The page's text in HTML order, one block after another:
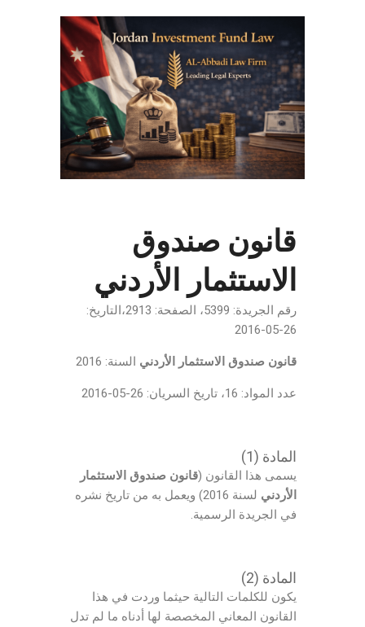
قانون صندوق
الاستثمار الأردني
رقم الجريدة: 5399، الصفحة: 2913،التاريخ:
26-05-2016
قانون صندوق الاستثمار الأردني السنة: 2016
عدد المواد: 16، تاريخ السريان: 26-05-2016
المادة (1)
يسمى هذا القانون (قانون صندوق الاستثمار
الأردني
لسنة 2016) ويعمل به من تاريخ نشره
في الجريدة الرسمية.
المادة (2)
يكون للكلمات التالية حيثما وردت في هذا
القانون المعاني المخصصة لها أدناه ما لم تدل